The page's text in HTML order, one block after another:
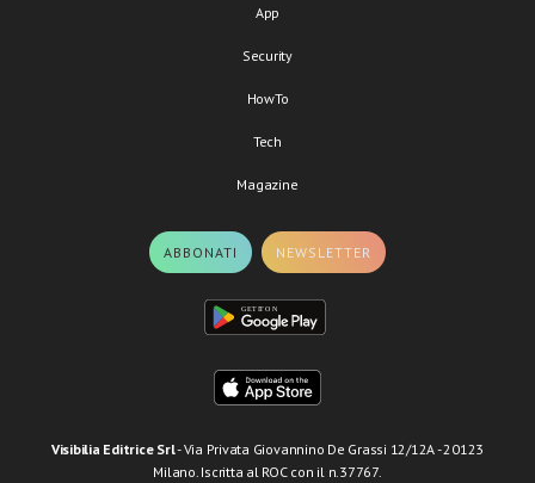
App
Security
HowTo
Tech
Magazine
ABBONATI NEWSLETTER
Visibilia Editrice Srl- Via Privata Giovannino De Grassi 12/12A - 20123
Milano. Iscritta al ROC con il n.37767.